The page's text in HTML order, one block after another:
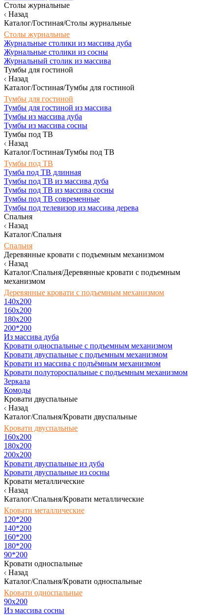
Столы журнальные
Назад
Каталог/Гостиная/Столы журнальные
Столы журнальные
Журнальные столики из массива дуба
Журнальные столики из сосны
Журнальный столик из массива
Тумбы для гостиной
Назад
Каталог/Гостиная/Тумбы для гостиной
Тумбы для гостиной
Тумбы для гостиной из массива
Тумбы из массива дуба
Тумбы из массива сосны
Тумбы под ТВ
Назад
Каталог/Гостиная/Тумбы под ТВ
Тумбы под ТВ
Тумба под ТВ длинная
Тумбы под ТВ из массива дуба
Тумбы под ТВ из массива сосны
Тумбы под ТВ современные
Тумбы под телевизор из массива дерева
Спальня
Назад
Каталог/Спальня
Спальня
Деревянные кровати с подъемным механизмом
Назад
Каталог/Спальня/Деревянные кровати с подъемным
механизмом
Деревянные кровати с подъемным механизмом
140x200
160х200
180х200
200*200
Из массива дуба
Кровати односпальные с подъемным механизмом
Кровати двуспальные с подъемным механизмом
Кровати из массива с подъёмным механизмом
Кровати полутороспальные с подъемным механизмом
Зеркала
Комоды
Кровати двуспальные
Назад
Каталог/Спальня/Кровати двуспальные
Кровати двуспальные
160х200
180x200
200x200
Кровати двуспальные из дуба
Кровати двуспальные из сосны
Кровати металлические
Назад
Каталог/Спальня/Кровати металлические
Кровати металлические
120*200
140*200
160*200
180*200
90*200
Кровати односпальные
Назад
Каталог/Спальня/Кровати односпальные
Кровати односпальные
90х200
Из массива сосны